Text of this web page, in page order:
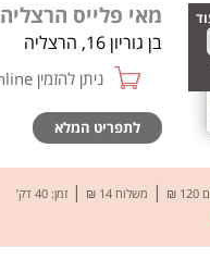
מאי פלייס הרצליה
בן גוריון 16, הרצליה
ניתן להזמין online
לתפריט המלא
₪
| משלוח 14 ₪ | זמן: 40 דק’